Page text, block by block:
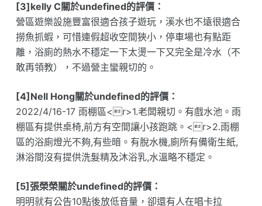
[3]kelly C關於undefined的評價：
營區遊樂設施豐富很適合孩子遊玩，溪水也不遠很適合
撈魚抓蝦，可惜連假超收空間狹小，停車場也有點距
離，浴廁的熱水不穩定一下太燙一下又完全是冷水（不
敢再領教），不過營主蠻親切的。
[4]Nell Hong關於undefined的評價：
2022/4/16-17 雨棚區<r>1.老闆親切。有戲水池。雨
棚區有提供桌椅,前方有空間讓小孩跑跳。<r>2.雨棚
區的浴廁燈光不夠,有些暗。有脫水機,廁所有備衛生紙,
淋浴間沒有提供洗髮精及沐浴乳,水溫略不穩定。
[5]張榮榮關於undefined的評價：
明明就有公告10點後放低音量，卻還有人在唱卡拉